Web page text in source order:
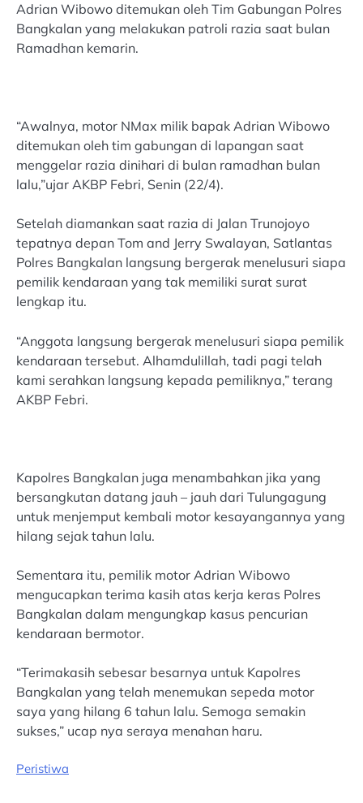
Adrian Wibowo ditemukan oleh Tim Gabungan Polres
Bangkalan yang melakukan patroli razia saat bulan
Ramadhan kemarin.
“Awalnya, motor NMax milik bapak Adrian Wibowo
ditemukan oleh tim gabungan di lapangan saat
menggelar razia dinihari di bulan ramadhan bulan
lalu,”ujar AKBP Febri, Senin (22/4).
Setelah diamankan saat razia di Jalan Trunojoyo
tepatnya depan Tom and Jerry Swalayan, Satlantas
Polres Bangkalan langsung bergerak menelusuri siapa
pemilik kendaraan yang tak memiliki surat surat
lengkap itu.
“Anggota langsung bergerak menelusuri siapa pemilik
kendaraan tersebut. Alhamdulillah, tadi pagi telah
kami serahkan langsung kepada pemiliknya,” terang
AKBP Febri.
Kapolres Bangkalan juga menambahkan jika yang
bersangkutan datang jauh – jauh dari Tulungagung
untuk menjemput kembali motor kesayangannya yang
hilang sejak tahun lalu.
Sementara itu, pemilik motor Adrian Wibowo
mengucapkan terima kasih atas kerja keras Polres
Bangkalan dalam mengungkap kasus pencurian
kendaraan bermotor.
“Terimakasih sebesar besarnya untuk Kapolres
Bangkalan yang telah menemukan sepeda motor
saya yang hilang 6 tahun lalu. Semoga semakin
sukses,” ucap nya seraya menahan haru.
Peristiwa